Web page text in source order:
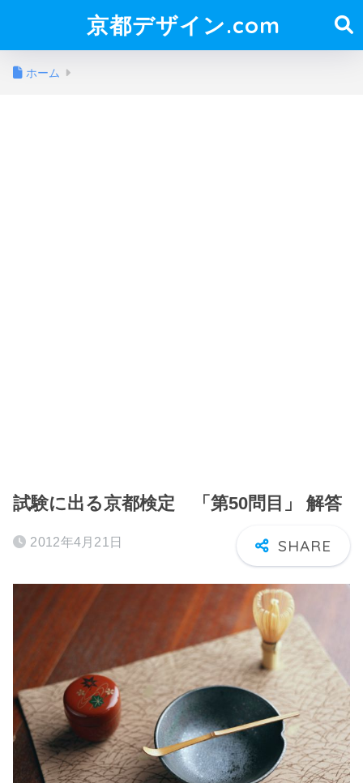
京都デザイン.com
ホーム
試験に出る京都検定 「第50問目」 解答
2012年4月21日